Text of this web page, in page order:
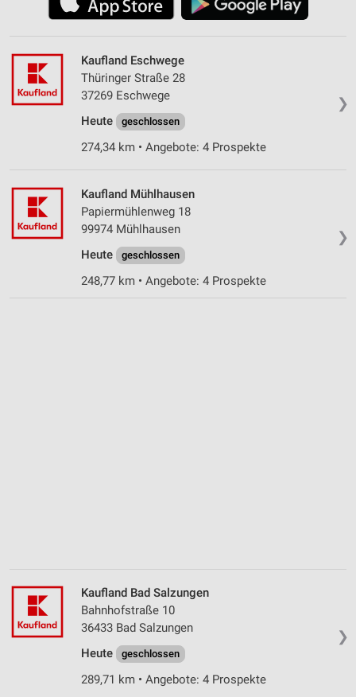
❯
Kaufland Eschwege
Thüringer Straße 28
37269 Eschwege
Heute
geschlossen
274,34 km • Angebote: 4 Prospekte
❯
Kaufland Mühlhausen
Papiermühlenweg 18
99974 Mühlhausen
Heute
geschlossen
248,77 km • Angebote: 4 Prospekte
❯
Kaufland Bad Salzungen
Bahnhofstraße 10
36433 Bad Salzungen
Heute
geschlossen
289,71 km • Angebote: 4 Prospekte